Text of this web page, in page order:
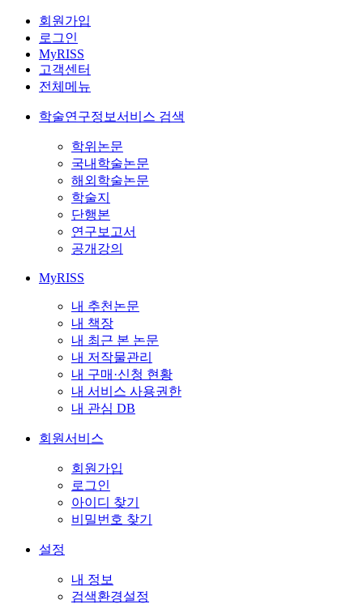
회원가입
로그인
MyRISS
고객센터
전체메뉴
학술연구정보서비스 검색
학위논문
국내학술논문
해외학술논문
학술지
단행본
연구보고서
공개강의
MyRISS
내 추천논문
내 책장
내 최근 본 논문
내 저작물관리
내 구매·신청 현황
내 서비스 사용권한
내 관심 DB
회원서비스
회원가입
로그인
아이디 찾기
비밀번호 찾기
설정
내 정보
검색환경설정